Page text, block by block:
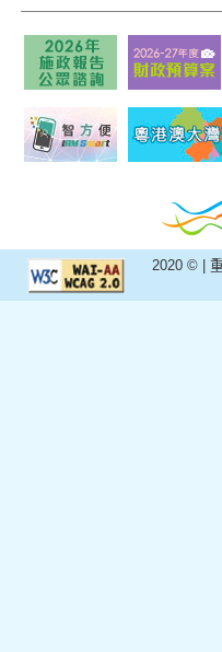
2020 © |